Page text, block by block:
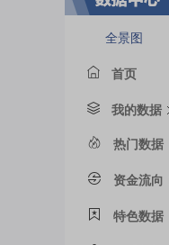
全景图
首页
我的数据
热门数据
资金流向
特色数据